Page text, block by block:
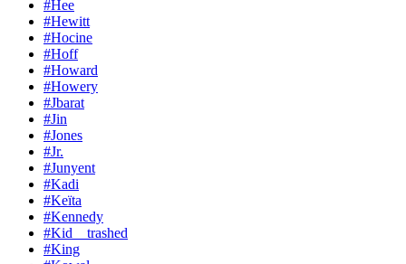
#Hee
#Hewitt
#Hocine
#Hoff
#Howard
#Howery
#Jbarat
#Jin
#Jones
#Jr.
#Junyent
#Kadi
#Keïta
#Kennedy
#Kid__trashed
#King